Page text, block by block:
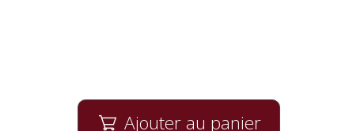
 Ajouter au panier